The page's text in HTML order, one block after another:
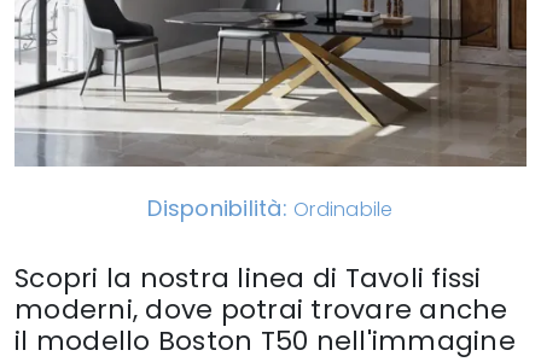
Disponibilità: Ordinabile
Scopri la nostra linea di Tavoli fissi
moderni, dove potrai trovare anche
il modello Boston T50 nell'immagine